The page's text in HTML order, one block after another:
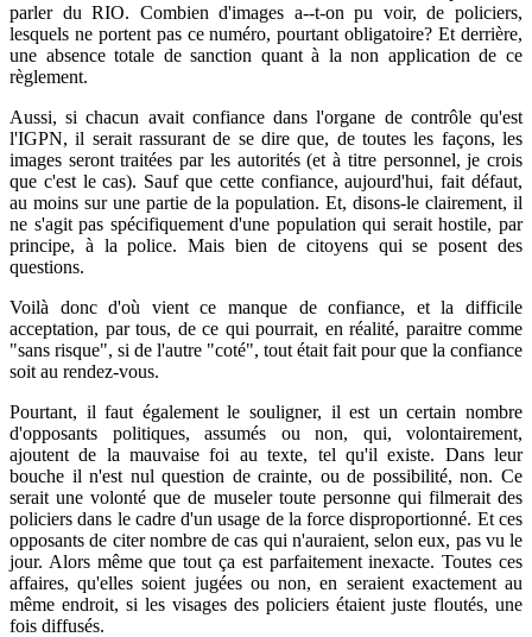
parler du RIO. Combien d'images a--t-on pu voir, de policiers,
lesquels ne portent pas ce numéro, pourtant obligatoire? Et derrière,
une absence totale de sanction quant à la non application de ce
règlement.
Aussi, si chacun avait confiance dans l'organe de contrôle qu'est
l'IGPN, il serait rassurant de se dire que, de toutes les façons, les
images seront traitées par les autorités (et à titre personnel, je crois
que c'est le cas). Sauf que cette confiance, aujourd'hui, fait défaut,
au moins sur une partie de la population. Et, disons-le clairement, il
ne s'agit pas spécifiquement d'une population qui serait hostile, par
principe, à la police. Mais bien de citoyens qui se posent des
questions.
Voilà donc d'où vient ce manque de confiance, et la difficile
acceptation, par tous, de ce qui pourrait, en réalité, paraitre comme
"sans risque", si de l'autre "coté", tout était fait pour que la confiance
soit au rendez-vous.
Pourtant, il faut également le souligner, il est un certain nombre
d'opposants politiques, assumés ou non, qui, volontairement,
ajoutent de la mauvaise foi au texte, tel qu'il existe. Dans leur
bouche il n'est nul question de crainte, ou de possibilité, non. Ce
serait une volonté que de museler toute personne qui filmerait des
policiers dans le cadre d'un usage de la force disproportionné. Et ces
opposants de citer nombre de cas qui n'auraient, selon eux, pas vu le
jour. Alors même que tout ça est parfaitement inexacte. Toutes ces
affaires, qu'elles soient jugées ou non, en seraient exactement au
même endroit, si les visages des policiers étaient juste floutés, une
fois diffusés.